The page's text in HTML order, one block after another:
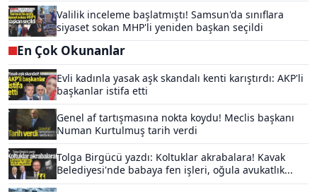
Valilik inceleme başlatmıştı! Samsun'da sınıflara
siyaset sokan MHP'li yeniden başkan seçildi
En Çok Okunanlar
Evli kadınla yasak aşk skandalı kenti karıştırdı: AKP'li
başkanlar istifa etti
Genel af tartışmasına nokta koydu! Meclis başkanı
Numan Kurtulmuş tarih verdi
Tolga Birgücü yazdı: Koltuklar akrabalara! Kavak
Belediyesi'nde babaya fen işleri, oğula avukatlık...